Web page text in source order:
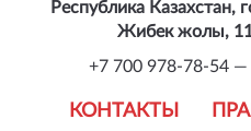
КОНТАКТЫ
Республика Казахстан,
Жибек жолы,
+7 700 978-78-54 —